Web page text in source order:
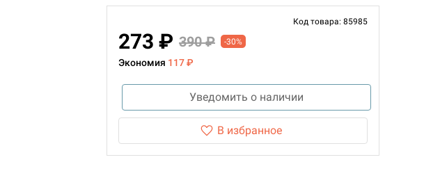
Код товара: 85985
273 ₽ 390 ₽ -30%
Экономия 117 ₽
Уведомить о наличии
В избранное